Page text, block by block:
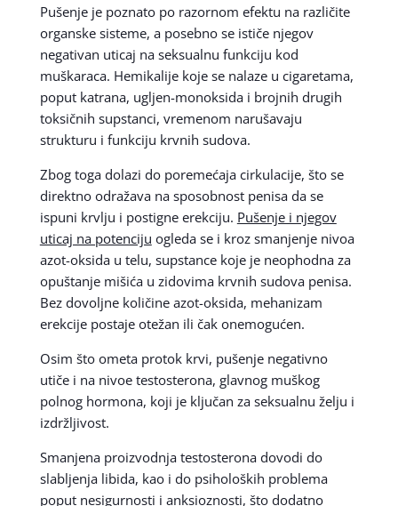
Pušenje je poznato po razornom efektu na različite
organske sisteme, a posebno se ističe njegov
negativan uticaj na seksualnu funkciju kod
muškaraca. Hemikalije koje se nalaze u cigaretama,
poput katrana, ugljen-monoksida i brojnih drugih
toksičnih supstanci, vremenom narušavaju
strukturu i funkciju krvnih sudova.
Zbog toga dolazi do poremećaja cirkulacije, što se
direktno odražava na sposobnost penisa da se
ispuni krvlju i postigne erekciju. Pušenje i njegov
uticaj na potenciju ogleda se i kroz smanjenje nivoa
azot-oksida u telu, supstance koje je neophodna za
opuštanje mišića u zidovima krvnih sudova penisa.
Bez dovoljne količine azot-oksida, mehanizam
erekcije postaje otežan ili čak onemogućen.
Osim što ometa protok krvi, pušenje negativno
utiče i na nivoe testosterona, glavnog muškog
polnog hormona, koji je ključan za seksualnu želju i
izdržljivost.
Smanjena proizvodnja testosterona dovodi do
slabljenja libida, kao i do psiholoških problema
poput nesigurnosti i anksioznosti, što dodatno